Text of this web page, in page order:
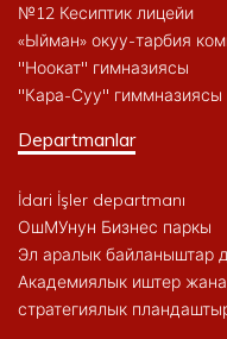
№12 Кесиптик лицейи
«Ыйман» окуу-тарбия
"Ноокат" гимназиясы
"Кара-Суу" гиммназиясы
Departmanlar
İdari İşler departmanı
ОшМУнун Бизнес паркы
Эл аралык байланыштар
Академиялык иштер жана
стратегиялык